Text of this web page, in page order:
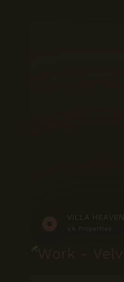
VILLA HEAVEN
VA Properties